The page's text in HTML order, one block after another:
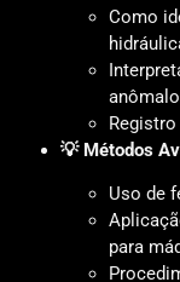
Como
💡 Métodos
Uso de
para